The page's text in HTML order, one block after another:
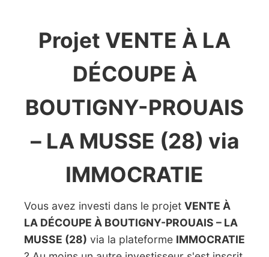
Projet VENTE À LA
DÉCOUPE À
BOUTIGNY-PROUAIS
– LA MUSSE (28) via
IMMOCRATIE
Vous avez investi dans le projet VENTE À
LA DÉCOUPE À BOUTIGNY-PROUAIS – LA
MUSSE (28) via la plateforme IMMOCRATIE